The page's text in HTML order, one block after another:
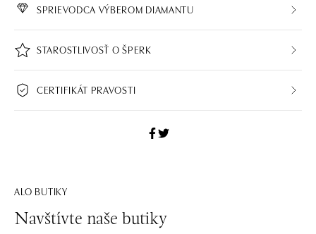
SPRIEVODCA VÝBEROM DIAMANTU
STAROSTLIVOSŤ O ŠPERK
CERTIFIKÁT PRAVOSTI
ALO BUTIKY
Navštívte naše butiky